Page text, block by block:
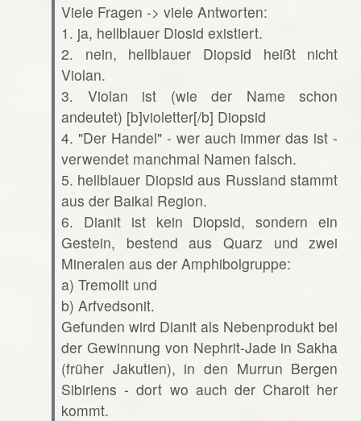
Viele Fragen -> viele Antworten:
1. ja, hellblauer Diosid existiert.
2. nein, hellblauer Diopsid heißt nicht
Violan.
3. Violan ist (wie der Name schon
andeutet) [b]violetter[/b] Diopsid
4. "Der Handel" - wer auch immer das ist -
verwendet manchmal Namen falsch.
5. hellblauer Diopsid aus Russland stammt
aus der Baikal Region.
6. Dianit ist kein Diopsid, sondern ein
Gestein, bestend aus Quarz und zwei
Mineralen aus der Amphibolgruppe:
a) Tremolit und
b) Arfvedsonit.
Gefunden wird Dianit als Nebenprodukt bei
der Gewinnung von Nephrit-Jade in Sakha
(früher Jakutien), in den Murrun Bergen
Sibiriens - dort wo auch der Charoit her
kommt.